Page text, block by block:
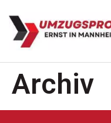
Archiv